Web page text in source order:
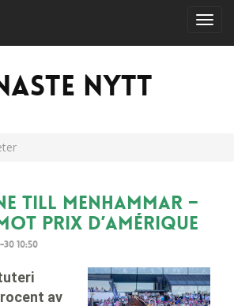
nytt
till Menhammar –
Prix d’Amérique
10:50
av